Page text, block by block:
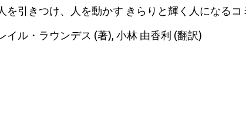
人を引きつけ、人を動かす きらりと輝く人になる
イル・ラウンデス (著), 小林 由香利 (翻訳)